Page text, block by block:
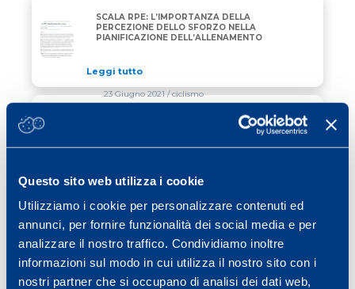
Questo sito web utilizza i cookie
Utilizziamo i cookie per personalizzare contenuti ed
annunci, per fornire funzionalità dei social media e per
analizzare il nostro traffico. Condividiamo inoltre
informazioni sul modo in cui utilizza il nostro sito con i
nostri partner che si occupano di analisi dei dati web,
SCALA RPE: L’IMPORTANZA DELLA PERCEZIONE
SCALA RPE: L’IMPORTANZA DELLA
PERCEZIONE DELLO SFORZO NELLA
PIANIFICAZIONE DELL’ALLENAMENTO
Leggi tutto
23 Giugno 2021/ ciclismo
SELLA DA BICI, COME SCEGLIERE LA
Leggi tutto
BICI: LA SCELTA DEL TELAIO PIU’ ADATTO
BICI: LA SCELTA DEL TELAIO PIU’
Leggi tutto